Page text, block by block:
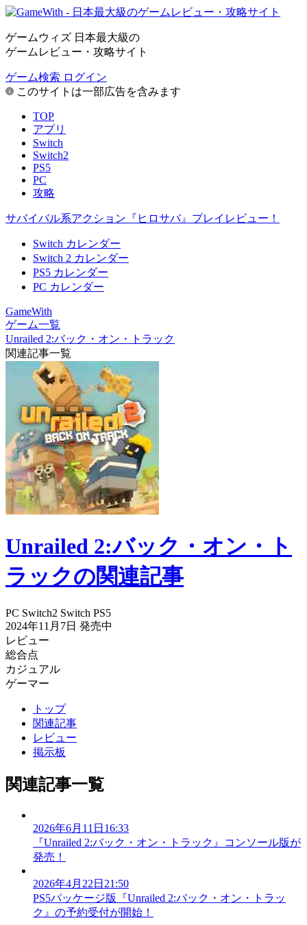
ゲームウィズ 日本最大級の
ゲームレビュー・攻略サイト
ゲーム検索 ログイン
このサイトは一部広告を含みます
TOP
アプリ
Switch
Switch2
PS5
PC
攻略
サバイバル系アクション『ヒロサバ』プレイレビュー！
Switch カレンダー
Switch 2 カレンダー
PS5 カレンダー
PC カレンダー
GameWith
ゲーム一覧
Unrailed 2:バック・オン・トラック
関連記事一覧
Unrailed 2:バック・オン・ト
ラックの関連記事
PC Switch2 Switch PS5
2024年11月7日 発売中
レビュー
総合点
カジュアル
ゲーマー
トップ
関連記事
レビュー
掲示板
関連記事一覧
2026年6月11日16:33
『Unrailed 2:バック・オン・トラック』コンソール版が
発売！
2026年4月22日21:50
PS5パッケージ版『Unrailed 2:バック・オン・トラッ
ク』の予約受付が開始！